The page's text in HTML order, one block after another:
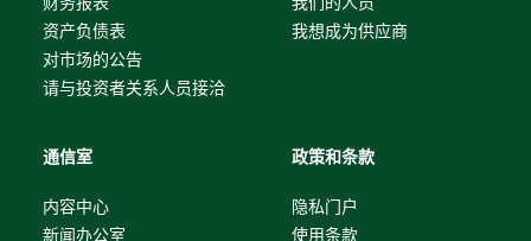
资产负债表
对市场的公告
请与投资者关系人员接洽
我想成为供应商
通信室
内容中心
新闻办公室
政策和条款
隐私门户
使用条款